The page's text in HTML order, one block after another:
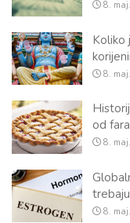
8.
Koliko
8.
od
8.
8.